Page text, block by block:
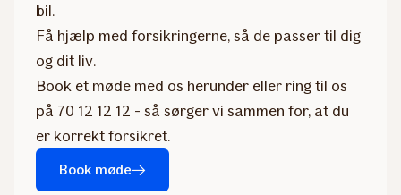
bil.
Få hjælp med forsikringerne, så de passer til dig
og dit liv.
Book et møde med os herunder eller ring til os
på 70 12 12 12 - så sørger vi sammen for, at du
er korrekt forsikret.
Book møde